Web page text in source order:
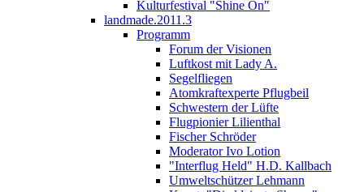
Kulturfestival "Shine On"
landmade.2011.3
Programm
Forum der Visionen
Luftkost mit Lady A.
Segelfliegen
Atomkraftexperte Pflugbeil
Schwestern der Lüfte
Flugpionier Lilienthal
Fischer Schröder
Moderator Ivo Lotion
"Interflug Held" H.D. Kallbach
Umweltschützer Lehmann